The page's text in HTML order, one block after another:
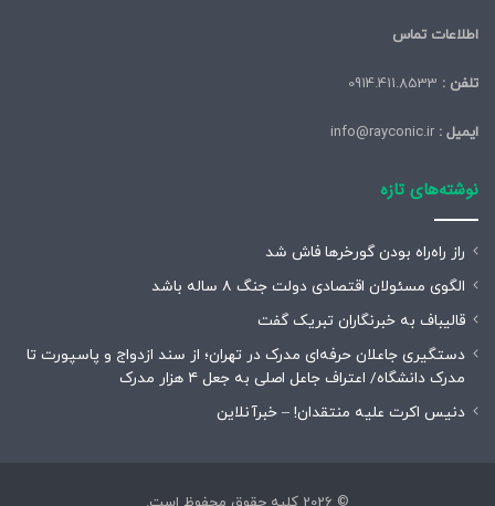
اطلاعات تماس
تلفن :
ایمیل :
نوشته‌های تازه
راز راه‌راه بودن گورخرها فاش شد
الگوی مسئولان اقتصادی دولت جنگ ۸ ساله باشد
قالیباف به خبرنگاران تبریک گفت
دستگیری جاعلان حرفه‌ای مدرک در تهران؛ از سند ازدواج و پاسپورت تا
مدرک دانشگاه/ اعتراف جاعل اصلی به جعل ۴ هزار مدرک
دنیس اکرت علیه منتقدان! – خبرآنلاین